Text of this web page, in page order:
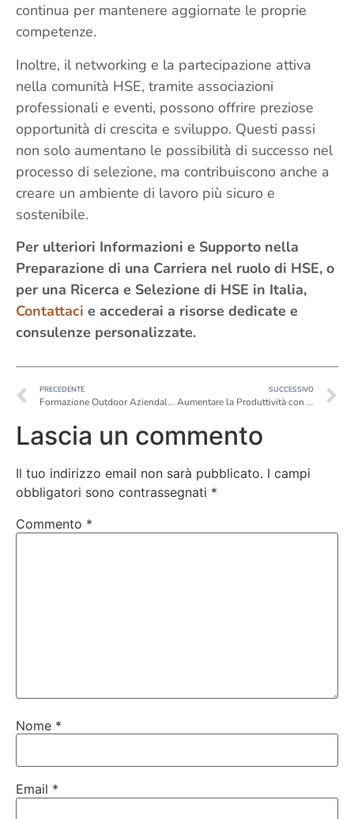
continua per mantenere aggiornate le proprie
competenze.
Inoltre, il networking e la partecipazione attiva
nella comunità HSE, tramite associazioni
professionali e eventi, possono offrire preziose
opportunità di crescita e sviluppo. Questi passi
non solo aumentano le possibilità di successo nel
processo di selezione, ma contribuiscono anche a
creare un ambiente di lavoro più sicuro e
sostenibile.
Per ulteriori Informazioni e Supporto nella
Preparazione di una Carriera nel ruolo di HSE, o
per una Ricerca e Selezione di HSE in Italia,
Contattaci e accederai a risorse dedicate e
consulenze personalizzate.
PRECEDENTE
Formazione Outdoor Aziendale: Crescita e Benessere Fuori Dall’Aula.
SUCCESSIVO
Aumentare la Produttività con la Consulenza HR
Lascia un commento
Il tuo indirizzo email non sarà pubblicato. I campi
obbligatori sono contrassegnati *
Commento *
Nome *
Email *